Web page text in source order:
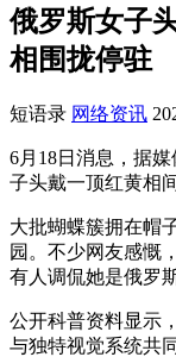
俄罗斯女子
相围拢停驻
短语录 网络资讯
6月18日消息，据
子头戴一顶红黄相
大批蝴蝶簇拥在帽
园。不少网友感慨
有人调侃她是俄罗
公开科普资料显示
与独特视觉系统共